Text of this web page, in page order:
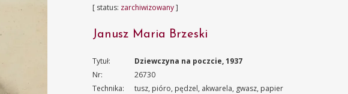
[ status: zarchiwizowany]
Janusz Maria Brzeski
Tytuł:
Dziewczyna na poczcie, 1937
Nr:
26730
Technika:
tusz, pióro, pędzel, akwarela, gwasz, papier